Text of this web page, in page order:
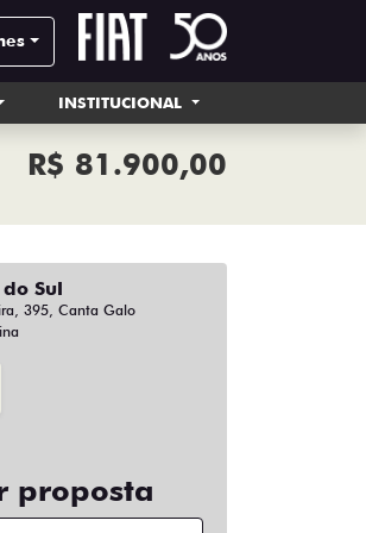
INSTITUCIONAL
R$ 81.900,00
Sul
395, Canta Galo
proposta